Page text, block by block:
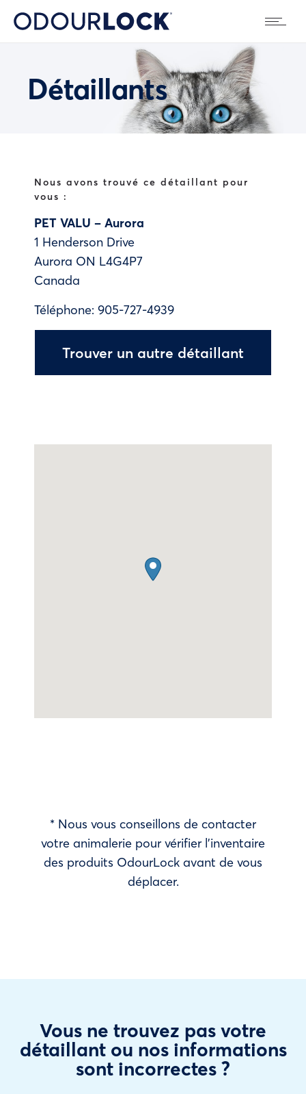
Détaillants
Nous avons trouvé ce détaillant pour
vous :
PET VALU – Aurora
1 Henderson Drive
Aurora ON L4G4P7
Canada
Téléphone: 905-727-4939
Trouver un autre détaillant
* Nous vous conseillons de contacter
votre animalerie pour vérifier l’inventaire
des produits OdourLock avant de vous
déplacer.
Vous ne trouvez pas votre
détaillant ou nos informations
sont incorrectes ?